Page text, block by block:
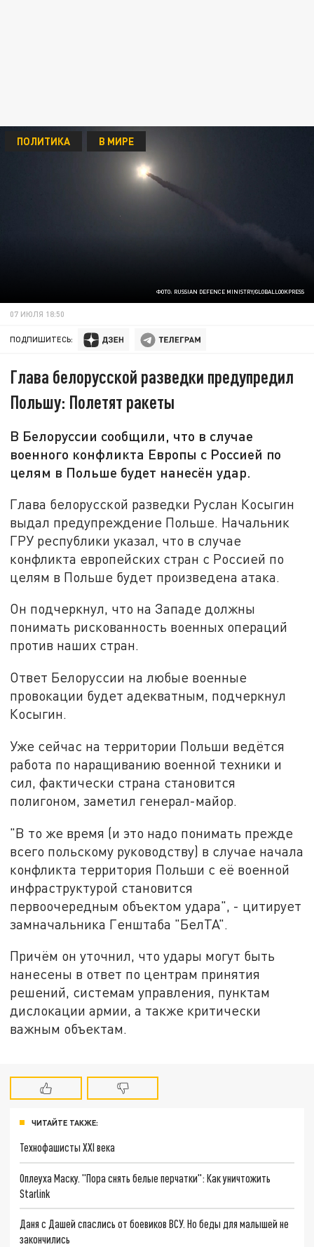
ФОТО: RUSSIAN DEFENCE MINISTRY/GLOBALLOOKPRESS
ПОЛИТИКА В МИРЕ
07 ИЮЛЯ 18:50
ПОДПИШИТЕСЬ:
Глава белорусской разведки предупредил
Польшу: Полетят ракеты
В Белоруссии сообщили, что в случае
военного конфликта Европы с Россией по
целям в Польше будет нанесён удар.
Глава белорусской разведки Руслан Косыгин
выдал предупреждение Польше. Начальник
ГРУ республики указал, что в случае
конфликта европейских стран с Россией по
целям в Польше будет произведена атака.
Он подчеркнул, что на Западе должны
понимать рискованность военных операций
против наших стран.
Ответ Белоруссии на любые военные
провокации будет адекватным, подчеркнул
Косыгин.
Уже сейчас на территории Польши ведётся
работа по наращиванию военной техники и
сил, фактически страна становится
полигоном, заметил генерал-майор.
"В то же время (и это надо понимать прежде
всего польскому руководству) в случае начала
конфликта территория Польши с её военной
инфраструктурой становится
первоочередным объектом удара", - цитирует
замначальника Генштаба "БелТА".
Причём он уточнил, что удары могут быть
нанесены в ответ по центрам принятия
решений, системам управления, пунктам
дислокации армии, а также критически
важным объектам.
ЧИТАЙТЕ ТАКЖЕ:
Технофашисты XXI века
Оплеуха Маску. "Пора снять белые перчатки": Как уничтожить
Starlink
Даня с Дашей спаслись от боевиков ВСУ. Но беды для малышей не
закончились